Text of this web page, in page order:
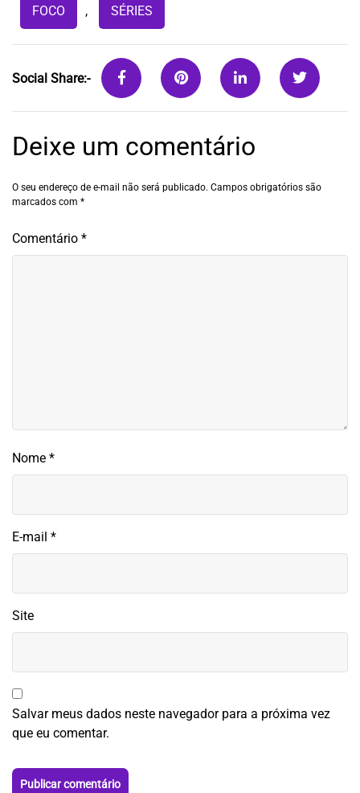
mercado
FOCO , SÉRIES
Social Share:-
Deixe um comentário
O seu endereço de e-mail não será publicado. Campos obrigatórios são
marcados com *
Comentário *
Nome *
E-mail *
Site
Salvar meus dados neste navegador para a próxima vez
que eu comentar.